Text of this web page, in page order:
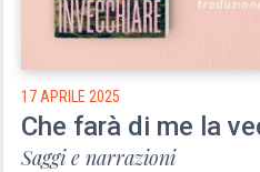
17 APRILE 2025
Che farà di me la
Saggi e narrazioni